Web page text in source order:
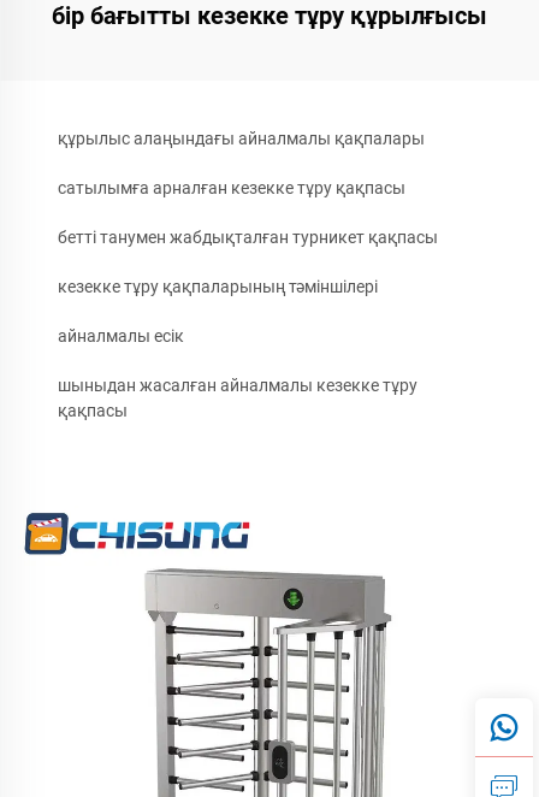
бір бағытты кезекке тұру құрылғысы
құрылыс алаңындағы айналмалы қақпалары
сатылымға арналған кезекке тұру қақпасы
бетті танумен жабдықталған турникет қақпасы
кезекке тұру қақпаларының тәміншілері
айналмалы есік
шыныдан жасалған айналмалы кезекке тұру
қақпасы